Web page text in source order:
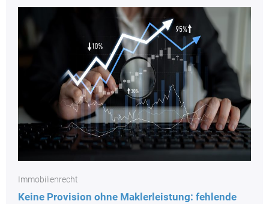
Immobilienrecht
Keine Provision ohne Maklerleistung: fehlende